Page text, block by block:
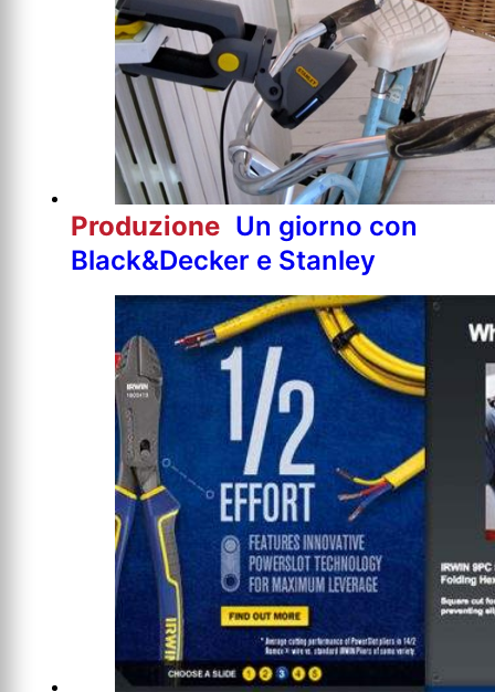
Produzione Un giorno con
Black&Decker e Stanley